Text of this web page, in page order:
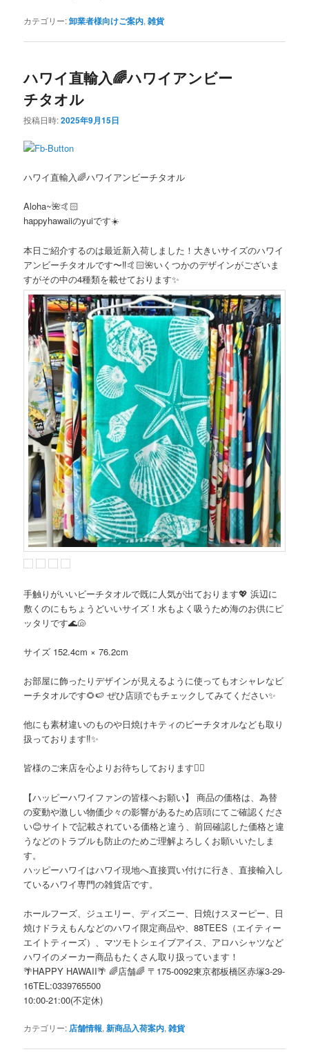
カテゴリー:卸業者様向けご案内,雑貨
ハワイ直輸入🌈ハワイアンビー
チタオル
投稿日時:2025年9月15日
ハワイ直輸入🌈ハワイアンビーチタオル
Aloha~🌺🤙🏻
happyhawaiiのyuiです☀️
本日ご紹介するのは最近新入荷しました！大きいサイズのハワイ
アンビーチタオルです〜‼️🤙🏻🌺いくつかのデザインがございま
すがその中の4種類を載せております✨
手触りがいいビーチタオルで既に人気が出ております💖 浜辺に
敷くのにもちょうどいいサイズ！水もよく吸うため海のお供にピ
ッタリです🌊🐚
サイズ 152.4cm × 76.2cm
お部屋に飾ったりデザインが見えるように使ってもオシャレなビ
ーチタオルです🌻🍉 ぜひ店頭でもチェックしてみてください✨
他にも素材違いのものや日焼けキティのビーチタオルなども取り
扱っております‼️✨
皆様のご来店を心よりお待ちしております🙇‍♀️
【ハッピーハワイファンの皆様へお願い】 商品の価格は、為替
の変動や激しい物価少々の影響があるため店頭にてご確認くださ
い😊サイトで記載されている価格と違う、前回確認した価格と違
うなどのトラブルも防止のためご理解よろしくお願いいたしま
す。
ハッピーハワイはハワイ現地へ直接買い付けに行き、直接輸入し
ているハワイ専門の雑貨店です。
ホールフーズ、ジュエリー、ディズニー、日焼けスヌーピー、日
焼けドラえもんなどのハワイ限定商品や、88TEES（エイティー
エイトティーズ）、マツモトシェイブアイス、アロハシャツなど
ハワイのメーカー商品もたくさん取り扱っています！
🌴HAPPY HAWAII🌴 🌈店舗🌈 〒175-0092東京都板橋区赤塚3-29-
16TEL:0339765500
10:00-21:00(不定休)
カテゴリー: 店舗情報,新商品入荷案内,雑貨